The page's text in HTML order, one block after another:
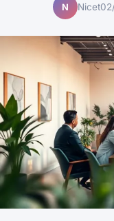
N Nicet